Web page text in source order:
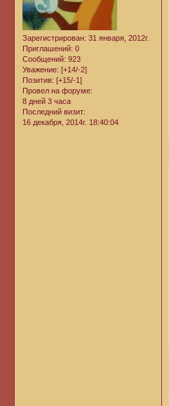
Зарегистрирован: 31 января, 2012г.
Приглашений: 0
Сообщений: 923
Уважение: [+14/-2]
Позитив: [+15/-1]
Провел на форуме:
8 дней 3 часа
Последний визит:
16 декабря, 2014г. 18:40:04